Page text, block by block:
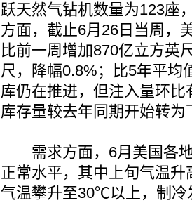
跃天然气钻机数量为123座
方面，截止6月26日当周，
比前一周增加870亿立方英
尺，降幅0.8%；比5年平均
库仍在推进，但注入量环
库存量较去年同期开始转为
需求方面，6月美国各地
正常水平，其中上旬气温
气温攀升至30℃以上，制冷